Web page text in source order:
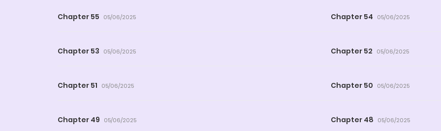
Chapter 55 05/06/2025 Chapter 54 05/06/2025
Chapter 53 05/06/2025 Chapter 52 05/06/2025
Chapter 51 05/06/2025 Chapter 50 05/06/2025
Chapter 49 05/06/2025 Chapter 48 05/06/2025